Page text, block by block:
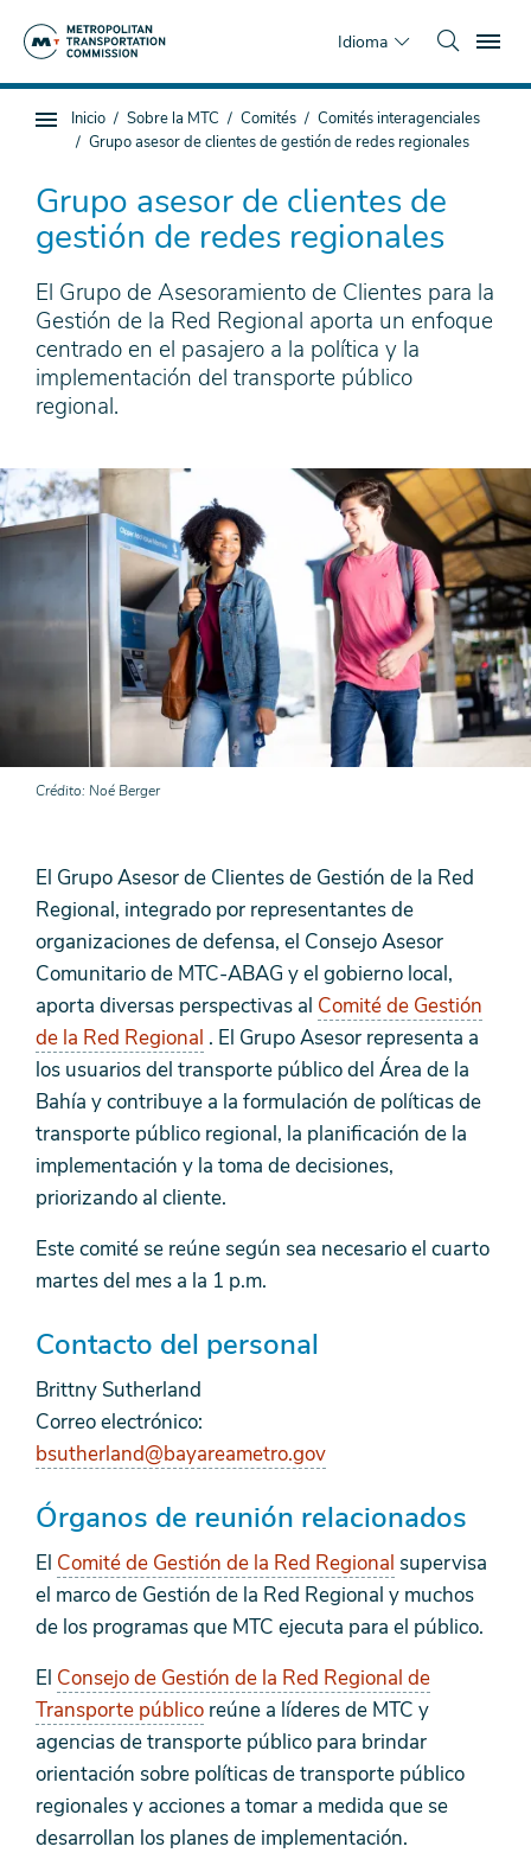
Idioma
Navegación
subpágina
Estás
aquí
Inicio Sobre la MTC Comités
Comités interagenciales
Grupo asesor de clientes de gestión de redes regionales
Grupo asesor de clientes de
gestión de redes regionales
El Grupo de Asesoramiento de Clientes para la
Gestión de la Red Regional aporta un enfoque
centrado en el pasajero a la política y la
implementación del transporte público
regional.
Crédito Noé Berger
El Grupo Asesor de Clientes de Gestión de la Red
Regional, integrado por representantes de
organizaciones de defensa, el Consejo Asesor
Comunitario de MTC-ABAG y el gobierno local,
aporta diversas perspectivas al Comité de Gestión
de la Red Regional . El Grupo Asesor representa a
los usuarios del transporte público del Área de la
Bahía y contribuye a la formulación de políticas de
transporte público regional, la planificación de la
implementación y la toma de decisiones,
priorizando al cliente.
Este comité se reúne según sea necesario el cuarto
martes del mes a la 1 p.m.
Contacto del personal
Brittny Sutherland
Correo electrónico:
bsutherland@bayareametro.gov
Órganos de reunión relacionados
El Comité de Gestión de la Red Regional supervisa
el marco de Gestión de la Red Regional y muchos
de los programas que MTC ejecuta para el público.
El Consejo de Gestión de la Red Regional de
Transporte público reúne a líderes de MTC y
agencias de transporte público para brindar
orientación sobre políticas de transporte público
regionales y acciones a tomar a medida que se
desarrollan los planes de implementación.